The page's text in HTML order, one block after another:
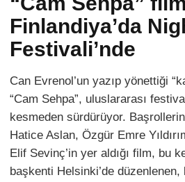
Finlandiya’da
Festivali’nde
Can Evrenol’un yazıp yönettiği
“Cam Sehpa”, uluslararası
kesmeden sürdürüyor.
Hatice Aslan, Özgür Emre
Elif Sevinç’in yer aldığı film, bu
başkenti Helsinki’de